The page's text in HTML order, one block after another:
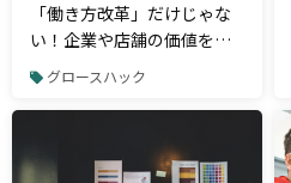
「働き方改革」だけじゃな
い！企業や店舗の価値を高
める「ダイバーシティ＆イ
グロースハック